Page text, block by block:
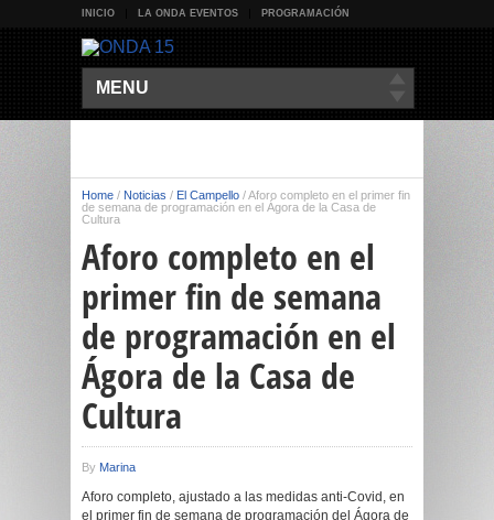
INICIO LA ONDA EVENTOS PROGRAMACIÓN
MENU
Home / Noticias / El Campello /Aforo completo en el primer fin
de semana de programación en el Ágora de la Casa de
Cultura
Aforo completo en el
primer fin de semana
de programación en el
Ágora de la Casa de
Cultura
By Marina
Aforo completo, ajustado a las medidas anti-Covid, en
el primer fin de semana de programación del Ágora de